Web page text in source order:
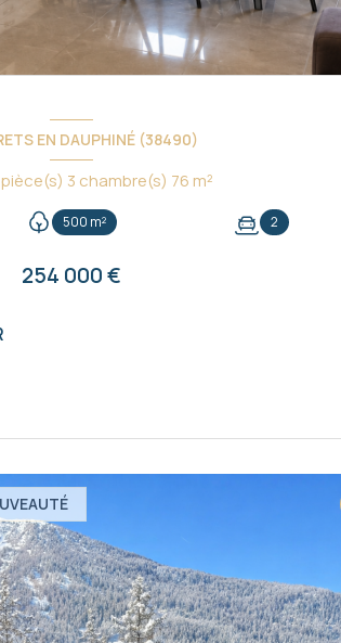
EN DAUPHINÉ (38490)
Maison 4 pièce(s) 3 chambre(s) 76 m²
500 m² 2
254 000 €